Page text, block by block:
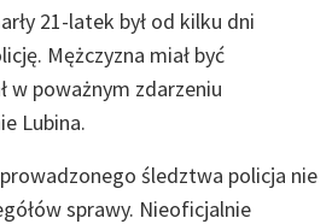
21-latek był od kilku dni
Mężczyzna miał być
w poważnym zdarzeniu
Lubina.
śledztwa policja nie
sprawy. Nieoficjalnie